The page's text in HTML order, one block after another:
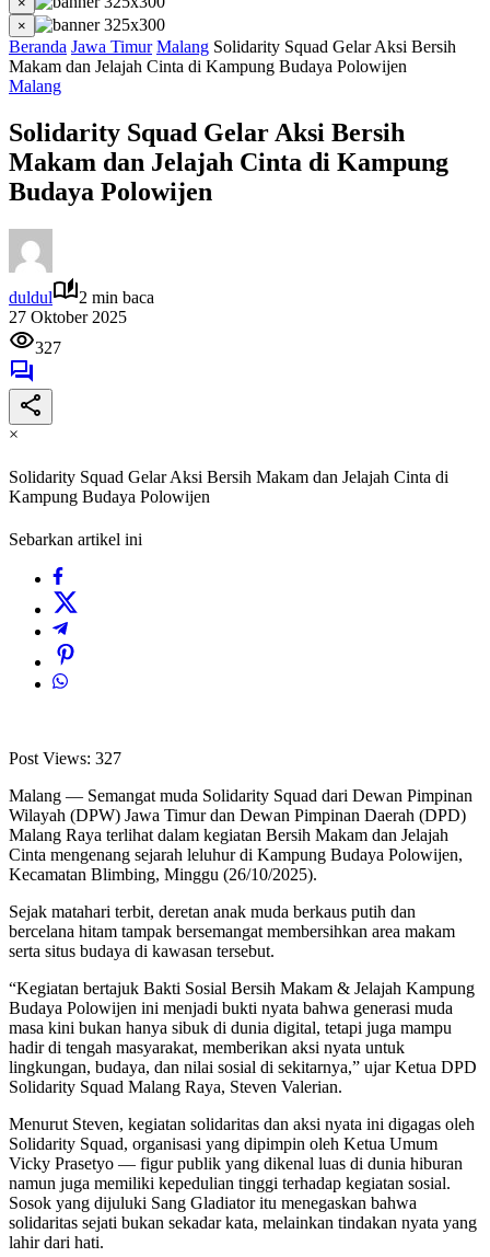
×
Beranda Jawa Timur Malang Solidarity Squad Gelar Aksi Bersih
Makam dan Jelajah Cinta di Kampung Budaya Polowijen
Malang
Solidarity Squad Gelar Aksi Bersih
Makam dan Jelajah Cinta di Kampung
Budaya Polowijen
duldul
2 min baca
27 Oktober 2025
327
×
Solidarity Squad Gelar Aksi Bersih Makam dan Jelajah Cinta di
Kampung Budaya Polowijen
Sebarkan artikel ini
Post Views: 327
Malang — Semangat muda Solidarity Squad dari Dewan Pimpinan
Wilayah (DPW) Jawa Timur dan Dewan Pimpinan Daerah (DPD)
Malang Raya terlihat dalam kegiatan Bersih Makam dan Jelajah
Cinta mengenang sejarah leluhur di Kampung Budaya Polowijen,
Kecamatan Blimbing, Minggu (26/10/2025).
Sejak matahari terbit, deretan anak muda berkaus putih dan
bercelana hitam tampak bersemangat membersihkan area makam
serta situs budaya di kawasan tersebut.
“Kegiatan bertajuk Bakti Sosial Bersih Makam & Jelajah Kampung
Budaya Polowijen ini menjadi bukti nyata bahwa generasi muda
masa kini bukan hanya sibuk di dunia digital, tetapi juga mampu
hadir di tengah masyarakat, memberikan aksi nyata untuk
lingkungan, budaya, dan nilai sosial di sekitarnya,” ujar Ketua DPD
Solidarity Squad Malang Raya, Steven Valerian.
Menurut Steven, kegiatan solidaritas dan aksi nyata ini digagas oleh
Solidarity Squad, organisasi yang dipimpin oleh Ketua Umum
Vicky Prasetyo — figur publik yang dikenal luas di dunia hiburan
namun juga memiliki kepedulian tinggi terhadap kegiatan sosial.
Sosok yang dijuluki Sang Gladiator itu menegaskan bahwa
solidaritas sejati bukan sekadar kata, melainkan tindakan nyata yang
lahir dari hati.